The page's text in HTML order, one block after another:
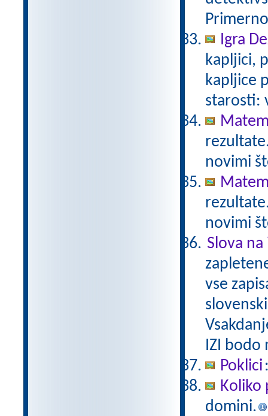
Igra
kapljici,
kapljice
starosti:
novimi
novimi
Slova na
vse
IZI bodo
Poklici
Koliko
domini.